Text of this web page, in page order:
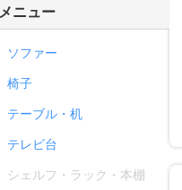
メニュー
ソファー
椅子
テーブル・机
テレビ台
シェルフ・ラック・本棚